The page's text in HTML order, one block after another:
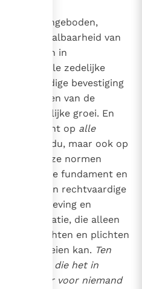
aangeboden,
onherhaalbaarheid van
Alleen in
universele zedelijke
een volledige bevestiging
persoon en van de
zedelijke groei. En
gericht op alle
het individu, maar ook op
Deze normen
onwrikbare fundament en
voor een rechtvaardige
samenleving en
democratie, die alleen
haar in rechten en plichten
en groeien kan. Ten
normen die het in
zijn er voor niemand